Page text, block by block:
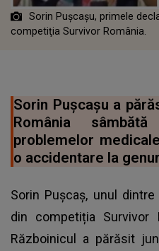
Sorin Puşcaşu, primele
competiţia Survivor România.
Sorin Puşcaşu a
România
problemelor
o accidentare la
Sorin Pușcaș, unul
din competiția Survivor
Războinicul a părăsit